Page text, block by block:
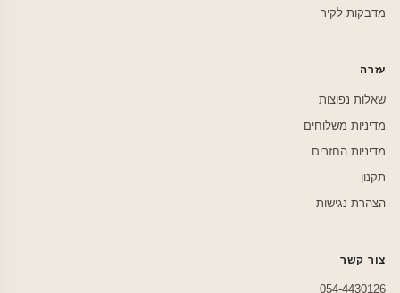
מדבקות לקיר
עזרה
שאלות נפוצות
מדיניות משלוחים
מדיניות החזרים
תקנון
הצהרת נגישות
צור קשר
054-4430126